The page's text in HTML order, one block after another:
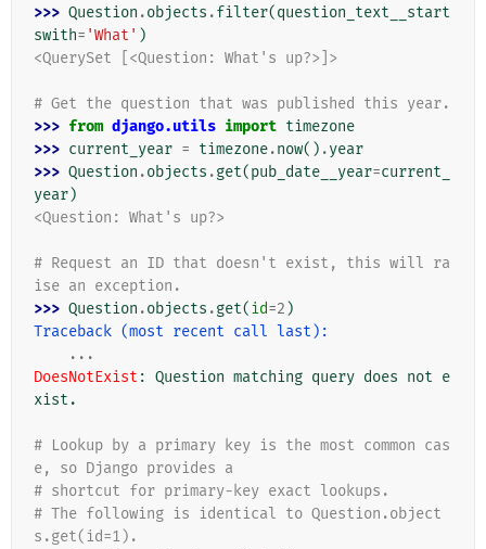
>>> Question .objects .filter(question_text__start
swith= 'What' )
<QuerySet [<Question: What's up?>]>
# Get the question that was published this year.
>>> from django.utils import timezone
>>> current_year = timezone.now() .year
>>> Question .objects .get(pub_date__year=current_
year)
<Question: What's up?>
# Request an ID that doesn't exist, this will ra
ise an exception.
>>> Question .objects .get(id=2 )
Traceback (most recent call last):
...
DoesNotExist : Question matching query does not e
xist.
# Lookup by a primary key is the most common cas
e, so Django provides a
# shortcut for primary-key exact lookups.
# The following is identical to Question.object
s.get(id=1).